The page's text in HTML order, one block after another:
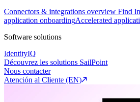
Connectors & integrations overview Find
application onboardingAccelerated
Software solutions
IdentityIQ
Découvrez les solutions SailPoint
Nous contacter
Atención al Cliente (EN)